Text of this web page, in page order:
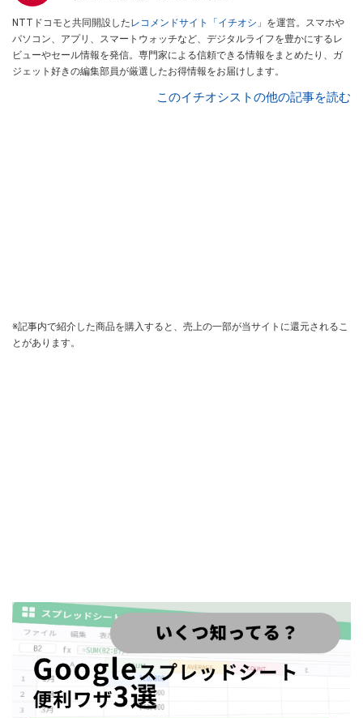
NTTドコモと共同開設したレコメンドサイト「イチオシ」 を運営。スマホや
パソコン、アプリ、スマートウォッチなど、デジタルライフを豊かにするレ
ビューやセール情報を発信。専門家による信頼できる情報をまとめたり、ガ
ジェット好きの編集部員が厳選したお得情報をお届けします。
このイチオシストの他の記事を読む
※記事内で紹介した商品を購入すると、売上の一部が当サイトに還元されるこ
とがあります。